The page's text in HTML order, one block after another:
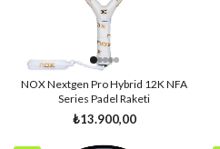
NOX Nextgen Pro Hybrid 12K NFA
Series Padel Raketi
₺13.900,00